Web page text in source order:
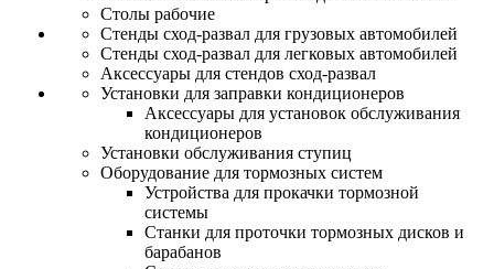
Столы рабочие
Стенды сход-развал для грузовых автомобилей
Стенды сход-развал для легковых автомобилей
Аксессуары для стендов сход-развал
Установки для заправки кондиционеров
Аксессуары для установок обслуживания
кондиционеров
Установки обслуживания ступиц
Оборудование для тормозных систем
Устройства для прокачки тормозной
системы
Станки для проточки тормозных дисков и
барабанов